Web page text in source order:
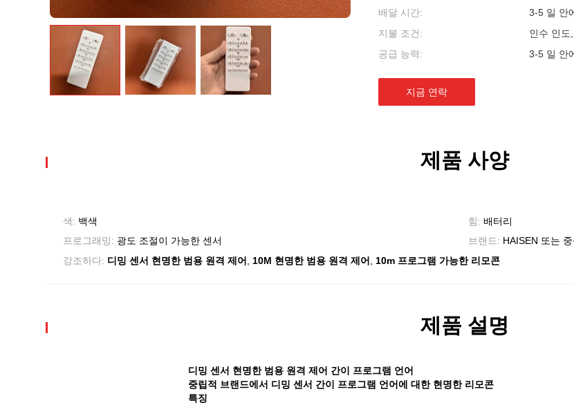
배달 시간:
3-5 일 안
지불 조건:
인수 인도
공급 능력:
3-5 일 안
지금 연락
제품 사양
색: 백색 힘: 배터리
프로그래밍: 광도 조절이 가능한 센서 브랜드: HAISEN 또는 중
강조하다: 디밍 센서 현명한 범용 원격 제어 10M 현명한 범용 원격 제어 10m 프로그램 가능한 리모콘
제품 설명
디밍 센서 현명한 범용 원격 제어 간이 프로그램 언어
중립적 브랜드에서 디밍 센서 간이 프로그램 언어에 대한 현명한 리모콘
특징